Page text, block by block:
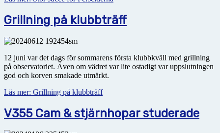
Grillning på klubbträff
12 juni var det dags för sommarens första klubbkväll med grillning
på observatoriet. Även om vädret var lite ostadigt var uppslutningen
god och korven smakade utmärkt.
Läs mer: Grillning på klubbträff
V355 Cam & stjärnhopar studerade